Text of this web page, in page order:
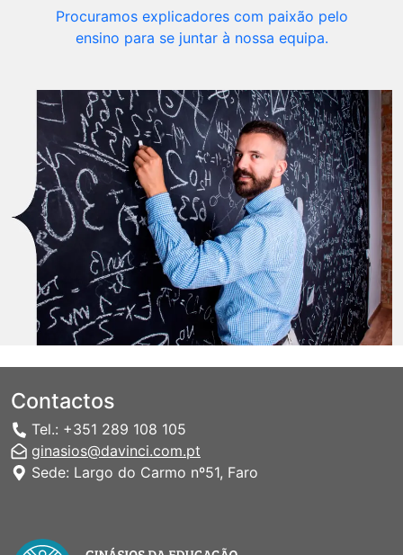
Procuramos explicadores com paixão pelo
ensino para se juntar à nossa equipa.
Contactos
Tel.: +351 289 108 105
ginasios@davinci.com.pt
Sede: Largo do Carmo nº51, Faro